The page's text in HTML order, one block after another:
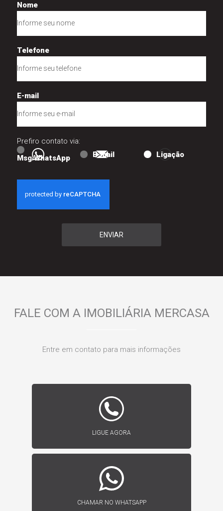
Nome
Telefone
E-mail
Prefiro contato via:
Msg WhatsApp
E-mail Ligação
ENVIAR
FALE COM A IMOBILIÁRIA MERCASA
Entre em contato para mais informações
LIGUE AGORA
CHAMAR NO WHATSAPP